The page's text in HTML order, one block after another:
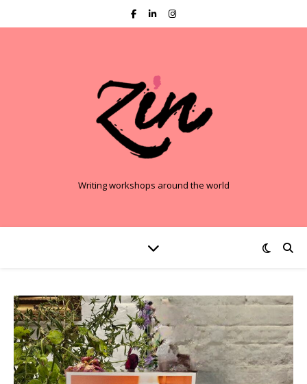
Writing workshops around the world